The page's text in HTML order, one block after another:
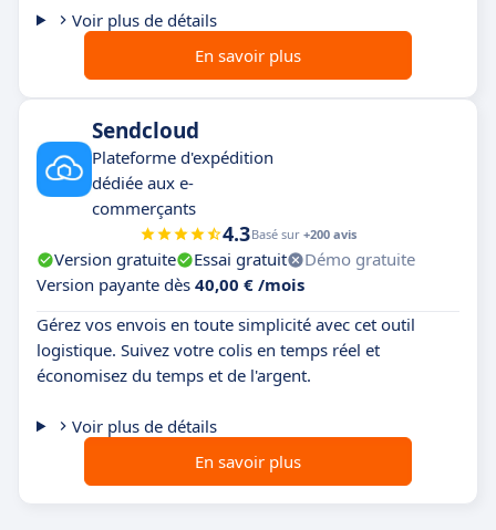
Voir plus de détails
En savoir plus
Sendcloud
Plateforme d'expédition
dédiée aux e-
commerçants
4.3Basé sur +200 avis
Version gratuite Essai gratuit
Démo gratuite
Version payante dès 40,00 € /mois
Gérez vos envois en toute simplicité avec cet outil
logistique. Suivez votre colis en temps réel et
économisez du temps et de l'argent.
Voir plus de détails
En savoir plus